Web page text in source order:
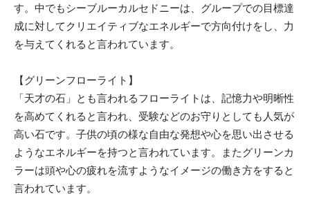
す。中でもシーブルーカルセドニーは、グループでの目標達
成に対してクリエイティブなエネルギーで方向付けをし、力
を与えてくれると言われています。
【グリーンフローライト】
「天才の石」とも言われるフローライトは、記憶力や明晰性
を高めてくれると言われ、受験などのお守りとしても人気が
高い石です。子供の頃の様な自由な発想や心を思い出させる
ようなエネルギーを持つと言われています。またグリーンカ
ラーは頭や心の疲れを流すようなイメージの働き方をすると
言われています。